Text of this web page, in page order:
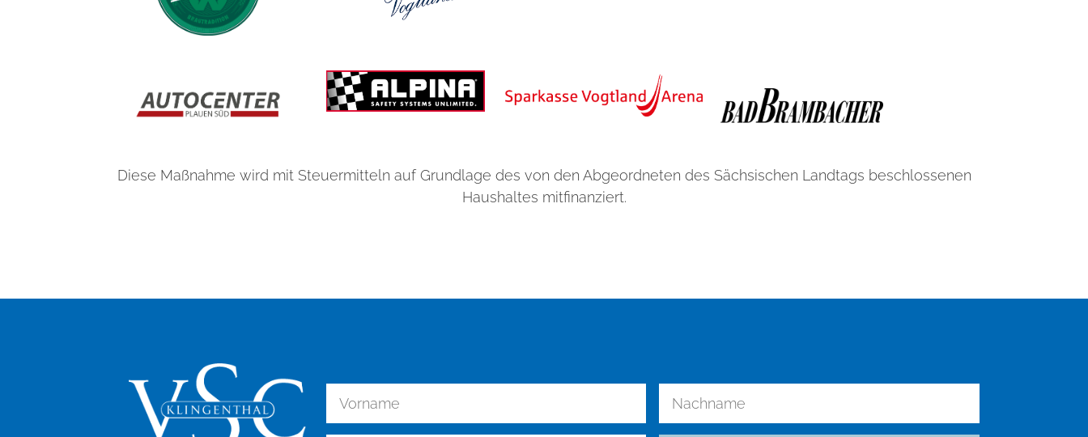
Diese Maßnahme wird mit Steuermitteln auf Grundlage des von den Abgeordneten des Sächsischen Landtags beschlossenen
Haushaltes mitfinanziert.